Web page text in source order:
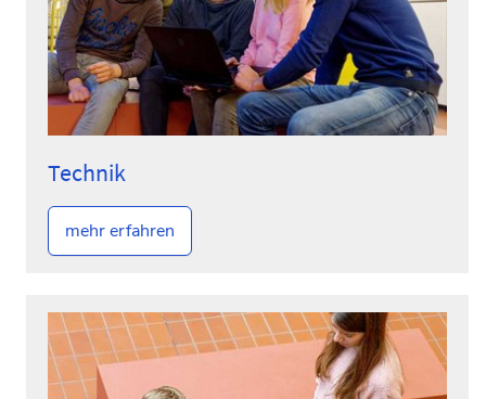
Technik
mehr erfahren